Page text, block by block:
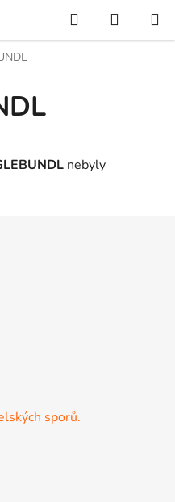
Hledat
KOŠÍK
nebyly
sporů.